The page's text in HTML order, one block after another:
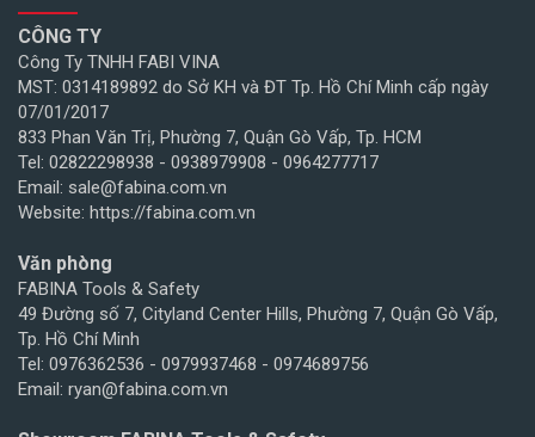
CÔNG TY
Công Ty TNHH FABI VINA
MST: 0314189892 do Sở KH và ĐT Tp. Hồ Chí Minh cấp ngày
07/01/2017
833 Phan Văn Trị, Phường 7, Quận Gò Vấp, Tp. HCM
Tel: 02822298938 - 0938979908 - 0964277717
Email: sale@fabina.com.vn
Website: https://fabina.com.vn
Văn phòng
FABINA Tools & Safety
49 Đường số 7, Cityland Center Hills, Phường 7, Quận Gò Vấp,
Tp. Hồ Chí Minh
Tel: 0976362536 - 0979937468 - 0974689756
Email: ryan@fabina.com.vn